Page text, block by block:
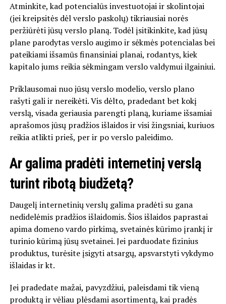
Atminkite, kad potencialūs investuotojai ir skolintojai
(jei kreipsitės dėl verslo paskolų) tikriausiai norės
peržiūrėti jūsų verslo planą. Todėl įsitikinkite, kad jūsų
plane parodytas verslo augimo ir sėkmės potencialas bei
pateikiami išsamūs finansiniai planai, rodantys, kiek
kapitalo jums reikia sėkmingam verslo valdymui ilgainiui.
Priklausomai nuo jūsų verslo modelio, verslo plano
rašyti gali ir nereikėti. Vis dėlto, pradedant bet kokį
verslą, visada geriausia parengti planą, kuriame išsamiai
aprašomos jūsų pradžios išlaidos ir visi žingsniai, kuriuos
reikia atlikti prieš, per ir po verslo paleidimo.
Ar galima pradėti internetinį verslą
turint ribotą biudžetą?
Daugelį internetinių verslų galima pradėti su gana
nedidelėmis pradžios išlaidomis. Šios išlaidos paprastai
apima domeno vardo pirkimą, svetainės kūrimo įrankį ir
turinio kūrimą jūsų svetainei. Jei parduodate fizinius
produktus, turėsite įsigyti atsargų, apsvarstyti vykdymo
išlaidas ir kt.
Jei pradedate mažai, pavyzdžiui, paleisdami tik vieną
produktą ir vėliau plėsdami asortimentą, kai pradės